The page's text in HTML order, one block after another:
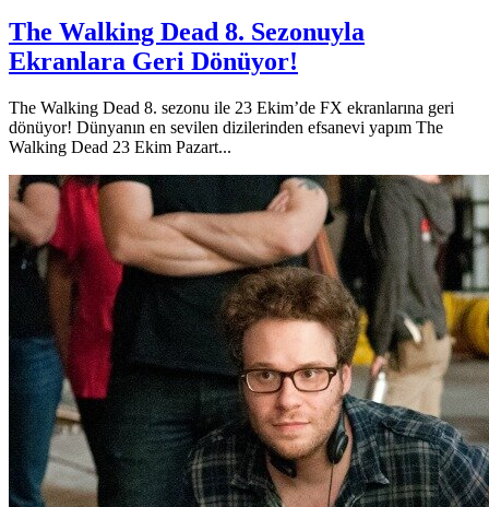
The Walking Dead 8. Sezonuyla
Ekranlara Geri Dönüyor!
The Walking Dead 8. sezonu ile 23 Ekim’de FX ekranlarına geri
dönüyor! Dünyanın en sevilen dizilerinden efsanevi yapım The
Walking Dead 23 Ekim Pazart...